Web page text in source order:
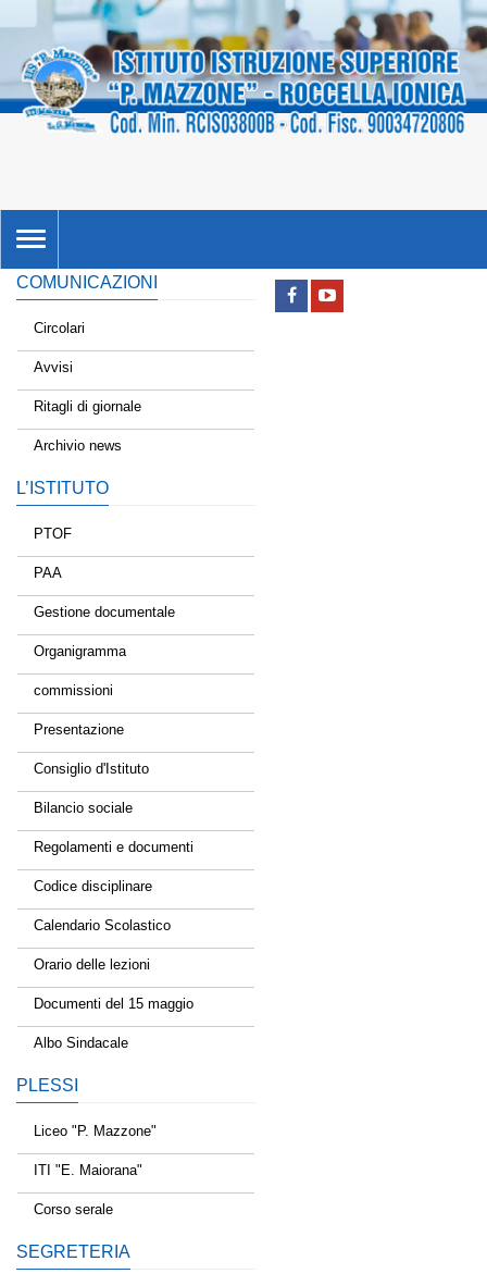
TOGGLE
NAVIGATION
COMUNICAZIONI
Circolari
Avvisi
Ritagli di giornale
Archivio news
L’ISTITUTO
PTOF
PAA
Gestione documentale
Organigramma
commissioni
Presentazione
Consiglio d'Istituto
Bilancio sociale
Regolamenti e documenti
Codice disciplinare
Calendario Scolastico
Orario delle lezioni
Documenti del 15 maggio
Albo Sindacale
PLESSI
Liceo "P. Mazzone"
ITI "E. Maiorana"
Corso serale
SEGRETERIA